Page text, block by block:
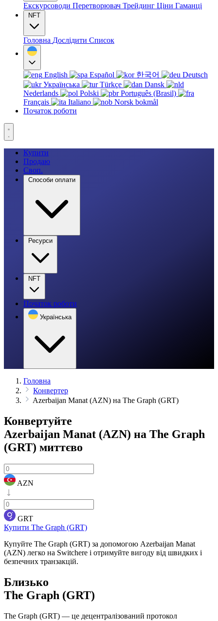
Екскурсоводи Перетворювач Трейдинг Ціни Гаманці
NFT
Головна Дослідити Список
English Español 한국어
Deutsch
Українська
Türkçe
Dansk
Nederlands
Polski
Português (Brasil)
Français
Italiano
Norsk bokmål
Початок роботи
Купити
Продаю
Своп.
Способи оплати
Ресурси
NFT
Початок роботи
Українська
Головна
Конвертер
Azerbaijan Manat (AZN) на The Graph (GRT)
Конвертуйте
Azerbaijan Manat (AZN) на The Graph
(GRT) миттєво
AZN
GRT
Купити The Graph (GRT)
Купуйте The Graph (GRT) за допомогою Azerbaijan Manat
(AZN) легко на Switchere і отримуйте вигоду від швидких і
безпечних транзакцій.
Близько
The Graph (GRT)
The Graph (GRT) — це децентралізований протокол